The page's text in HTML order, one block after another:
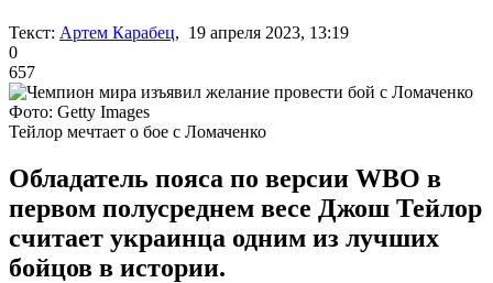
Текст: Артем Карабец, 19 апреля 2023, 13:19
0
657
Фото: Getty Images
Тейлор мечтает о бое с Ломаченко
Обладатель пояса по версии WBO в
первом полусреднем весе Джош Тейлор
считает украинца одним из лучших
бойцов в истории.